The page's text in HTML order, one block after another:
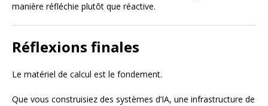
manière réfléchie plutôt que réactive.
Réflexions finales
Le matériel de calcul est le fondement.
Que vous construisiez des systèmes d’IA, une infrastructure de